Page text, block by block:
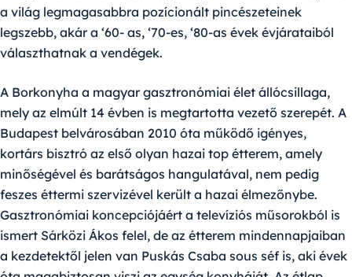
a világ legmagasabbra pozícionált pincészeteinek
legszebb, akár a ‘60- as, ‘70-es, ‘80-as évek évjárataiból
választhatnak a vendégek.
A Borkonyha a magyar gasztronómiai élet állócsillaga,
mely az elmúlt 14 évben is megtartotta vezető szerepét. A
Budapest belvárosában 2010 óta működő igényes,
kortárs bisztró az első olyan hazai top étterem, amely
minőségével és barátságos hangulatával, nem pedig
feszes éttermi szervizével került a hazai élmezőnybe.
Gasztronómiai koncepciójáért a televíziós műsorokból is
ismert Sárközi Ákos felel, de az étterem mindennapjaiban
a kezdetektől jelen van Puskás Csaba sous séf is, aki évek